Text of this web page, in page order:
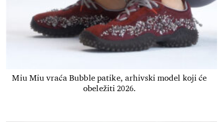
Miu Miu vraća Bubble patike, arhivski model koji će
obeležiti 2026.